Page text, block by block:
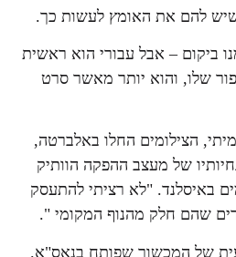
להם את האומץ לעשות כך.
ביקום – אבל עבורי הוא ראשית
שלו, והוא יותר מאשר סרט
הצילומים החלו באלברטה,
של מעצב ההפקה הוותיק
באיסלנד. "לא רציתי להתעסק
שהם חלק מהנוף המקומי ".
של המכשור שפותח בנאס"א.